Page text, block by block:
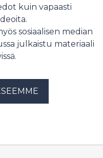
kuin vapaasti
sosiaalisen median
julkaistu materiaali